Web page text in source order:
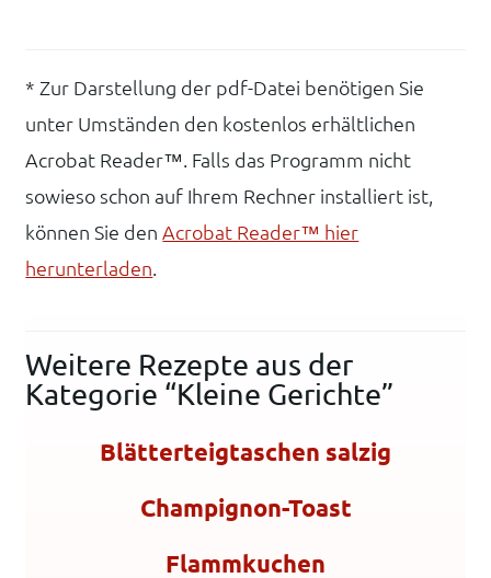
* Zur Darstellung der pdf-Datei benötigen Sie
unter Umständen den kostenlos erhältlichen
Acrobat Reader™. Falls das Programm nicht
sowieso schon auf Ihrem Rechner installiert ist,
können Sie denAcrobat Reader™ hier
herunterladen.
Weitere Rezepte aus der
Kategorie “Kleine Gerichte”
Blätterteigtaschen salzig
Champignon-Toast
Flammkuchen